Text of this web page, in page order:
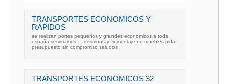
TRANSPORTES ECONOMICOS Y
RAPIDOS
se realizan portes pequeños y grandes economicos a toda
españa serviriamos . . desmontaje y montaje de muebles pida
presupuesto sin compromiso saludos
TRANSPORTES ECONOMICOS 32